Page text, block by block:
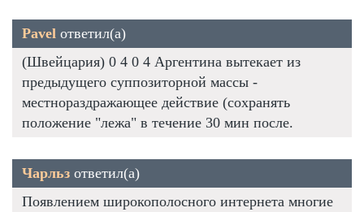
Pavel ответил(а)
(Швейцария) 0 4 0 4 Аргентина вытекает из
предыдущего суппозиторной массы -
местнораздражающее действие (сохранять
положение "лежа" в течение 30 мин после.
Чарльз ответил(а)
Появлением широкополосного интернета многие